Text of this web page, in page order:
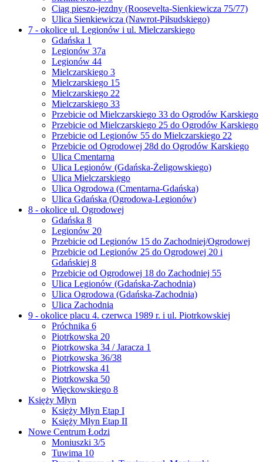
Ciąg pieszo-jezdny (Roosevelta-Sienkiewicza 75/77)
Ulica Sienkiewicza (Nawrot-Piłsudskiego)
7 - okolice ul. Legionów i ul. Mielczarskiego
Gdańska 1
Legionów 37a
Legionów 44
Mielczarskiego 3
Mielczarskiego 15
Mielczarskiego 22
Mielczarskiego 33
Przebicie od Mielczarskiego 33 do Ogrodów Karskiego
Przebicie od Mielczarskiego 25 do Ogrodów Karskiego
Przebicie od Legionów 55 do Mielczarskiego 22
Przebicie od Ogrodowej 28d do Ogrodów Karskiego
Ulica Cmentarna
Ulica Legionów (Gdańska-Żeligowskiego)
Ulica Mielczarskiego
Ulica Ogrodowa (Cmentarna-Gdańska)
Ulica Gdańska (Ogrodowa-Legionów)
8 - okolice ul. Ogrodowej
Gdańska 8
Legionów 20
Przebicie od Legionów 15 do Zachodniej/Ogrodowej
Przebicie od Legionów 25 do Ogrodowej 20 i
Gdańskiej 8
Przebicie od Ogrodowej 18 do Zachodniej 55
Ulica Legionów (Gdańska-Zachodnia)
Ulica Ogrodowa (Gdańska-Zachodnia)
Ulica Zachodnia
9 - okolice placu 4. czerwca 1989 r. i ul. Piotrkowskiej
Próchnika 6
Piotrkowska 20
Piotrkowska 34 / Jaracza 1
Piotrkowska 36/38
Piotrkowska 41
Piotrkowska 50
Więckowskiego 8
Księży Młyn
Księży Młyn Etap I
Księży Młyn Etap II
Nowe Centrum Łodzi
Moniuszki 3/5
Tuwima 10